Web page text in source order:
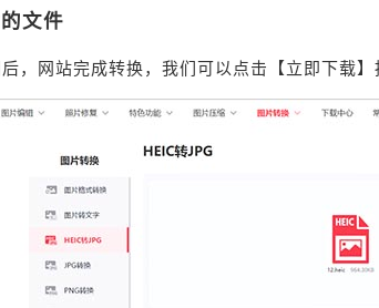
文件
，网站完成转换，我们可以点击【立即下载】